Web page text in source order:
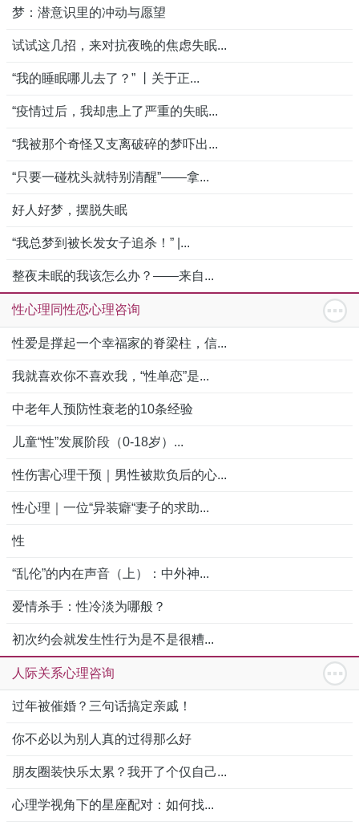
梦：潜意识里的冲动与愿望
试试这几招，来对抗夜晚的焦虑失眠...
“我的睡眠哪儿去了？” 丨关于正...
“疫情过后，我却患上了严重的失眠...
“我被那个奇怪又支离破碎的梦吓出...
“只要一碰枕头就特别清醒”——拿...
好人好梦，摆脱失眠
“我总梦到被长发女子追杀！” |...
整夜未眠的我该怎么办？——来自...
性心理同性恋心理咨询
性爱是撑起一个幸福家的脊梁柱，信...
我就喜欢你不喜欢我，“性单恋”是...
中老年人预防性衰老的10条经验
儿童“性”发展阶段（0-18岁）...
性伤害心理干预｜男性被欺负后的心...
性心理｜一位“异装癖“妻子的求助...
性
“乱伦”的内在声音（上）：中外神...
爱情杀手：性冷淡为哪般？
初次约会就发生性行为是不是很糟...
人际关系心理咨询
过年被催婚？三句话搞定亲戚！
你不必以为别人真的过得那么好
朋友圈装快乐太累？我开了个仅自己...
心理学视角下的星座配对：如何找...